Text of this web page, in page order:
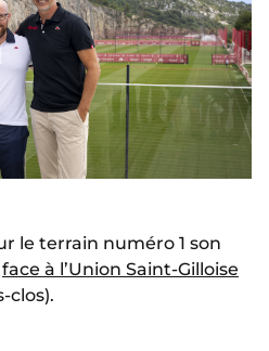
le terrain numéro 1 son
face à l’Union Saint-Gilloise
clos).